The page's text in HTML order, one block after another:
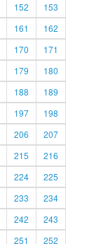
152
153
161
162
170
171
179
180
188
189
197
198
206
207
215
216
224
225
233
234
242
243
251 252